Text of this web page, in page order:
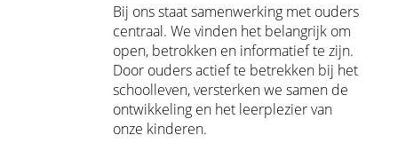
Bij ons staat samenwerking met ouders
centraal. We vinden het belangrijk om
open, betrokken en informatief te zijn.
Door ouders actief te betrekken bij het
schoolleven, versterken we samen de
ontwikkeling en het leerplezier van
onze kinderen.